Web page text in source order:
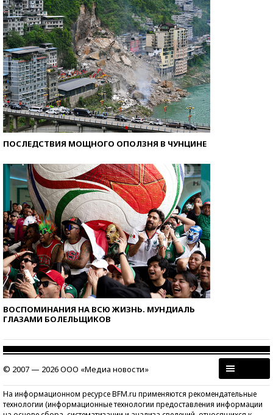
ПОСЛЕДСТВИЯ МОЩНОГО ОПОЛЗНЯ В ЧУНЦИНЕ
ВОСПОМИНАНИЯ НА ВСЮ ЖИЗНЬ. МУНДИАЛЬ
ГЛАЗАМИ БОЛЕЛЬЩИКОВ
© 2007 — 2026 ООО «Медиа новости»
На информационном ресурсе BFM.ru применяются рекомендательные
технологии (информационные технологии предоставления информации